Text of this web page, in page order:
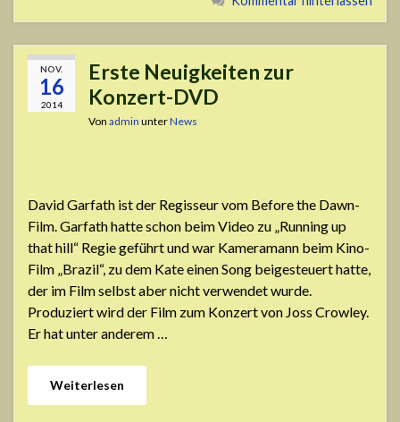
NOV.
16
2014
Erste Neuigkeiten zur
Konzert-DVD
Von admin unterNews
David Garfath ist der Regisseur vom Before the Dawn-
Film. Garfath hatte schon beim Video zu „Running up
that hill“ Regie geführt und war Kameramann beim Kino-
Film „Brazil“, zu dem Kate einen Song beigesteuert hatte,
der im Film selbst aber nicht verwendet wurde.
Produziert wird der Film zum Konzert von Joss Crowley.
Er hat unter anderem …
Weiterlesen